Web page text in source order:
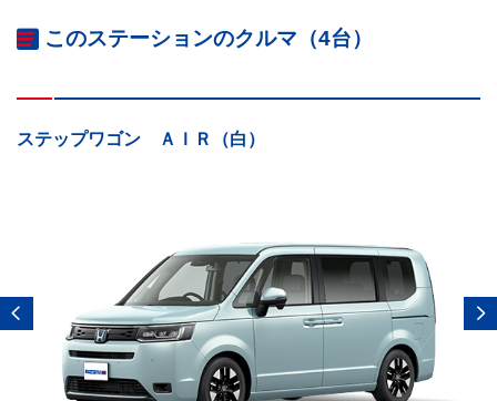
このステーションのクルマ（4台）
ステップワゴン ＡＩＲ（白）